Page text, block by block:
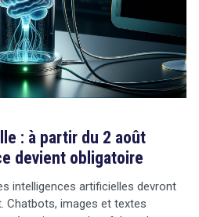
droit de l'innovation
CONTACT
: à partir du 2 août
devient obligatoire
intelligences artificielles devront
Chatbots, images et textes